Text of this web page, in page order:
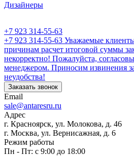
Дизайнеры
+7 923 314-55-63
+7 923 314-55-63 Уважаемые
причинам расчет итоговой суммы
некорректно! Пожалуйста,
менеджером. Приносим извинения
неудобства!
Заказать звонок
Email
sale@antaresru.ru
Адрес
г. Красноярск, ул. Молокова, д. 46
г. Москва, ул. Вернисажная, д. 6
Режим работы
Пн - Пт: с 9:00 до 18:00